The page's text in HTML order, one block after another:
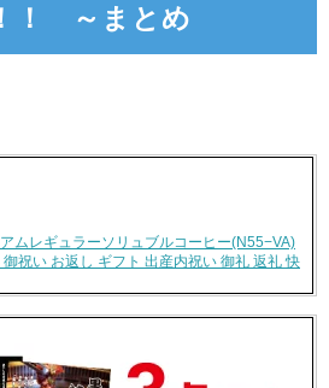
！ ～まとめ
ムレギュラーソリュブルコーヒー(N55−VA)
御祝い お返し ギフト 出産内祝い 御礼 返礼 快